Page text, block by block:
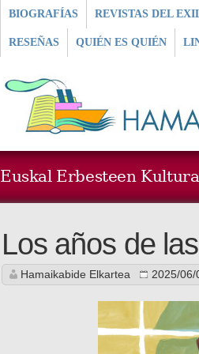
BIOGRAFÍAS REVISTAS DEL
RESEÑAS QUIÉN ES QUIÉN
Euskal Erbesteen
Los años de
Hamaikabide Elkartea 2025/06/